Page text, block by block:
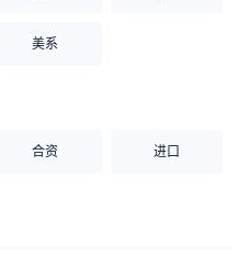
美系
合资 进口